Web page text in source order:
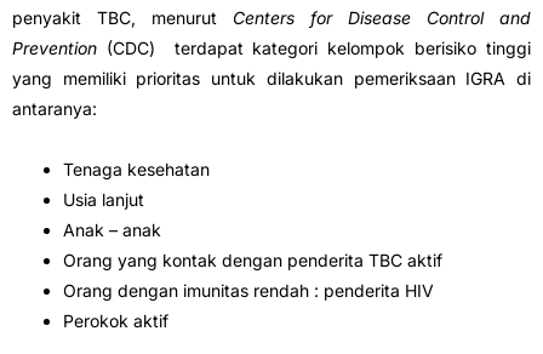
penyakit TBC, menurut Centers for Disease Control and
Prevention (CDC) terdapat kategori kelompok berisiko tinggi
yang memiliki prioritas untuk dilakukan pemeriksaan IGRA di
antaranya:
Tenaga kesehatan
Usia lanjut
Anak – anak
Orang yang kontak dengan penderita TBC aktif
Orang dengan imunitas rendah : penderita HIV
Perokok aktif